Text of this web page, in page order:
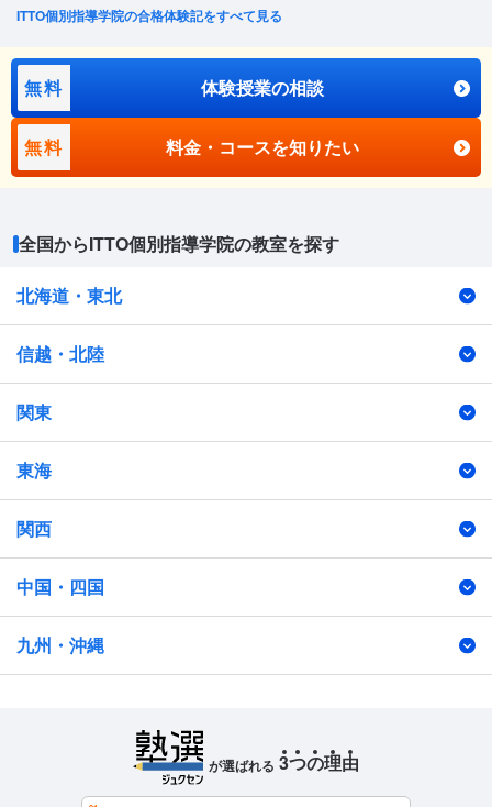
ITTO個別指導学院の合格体験記をすべて見る
無料 体験授業の相談
無料 料金・コースを知りたい
全国からITTO個別指導学院の教室を探す
北海道・東北
信越・北陸
関東
東海
関西
中国・四国
九州・沖縄
が選ばれる 3つの理由